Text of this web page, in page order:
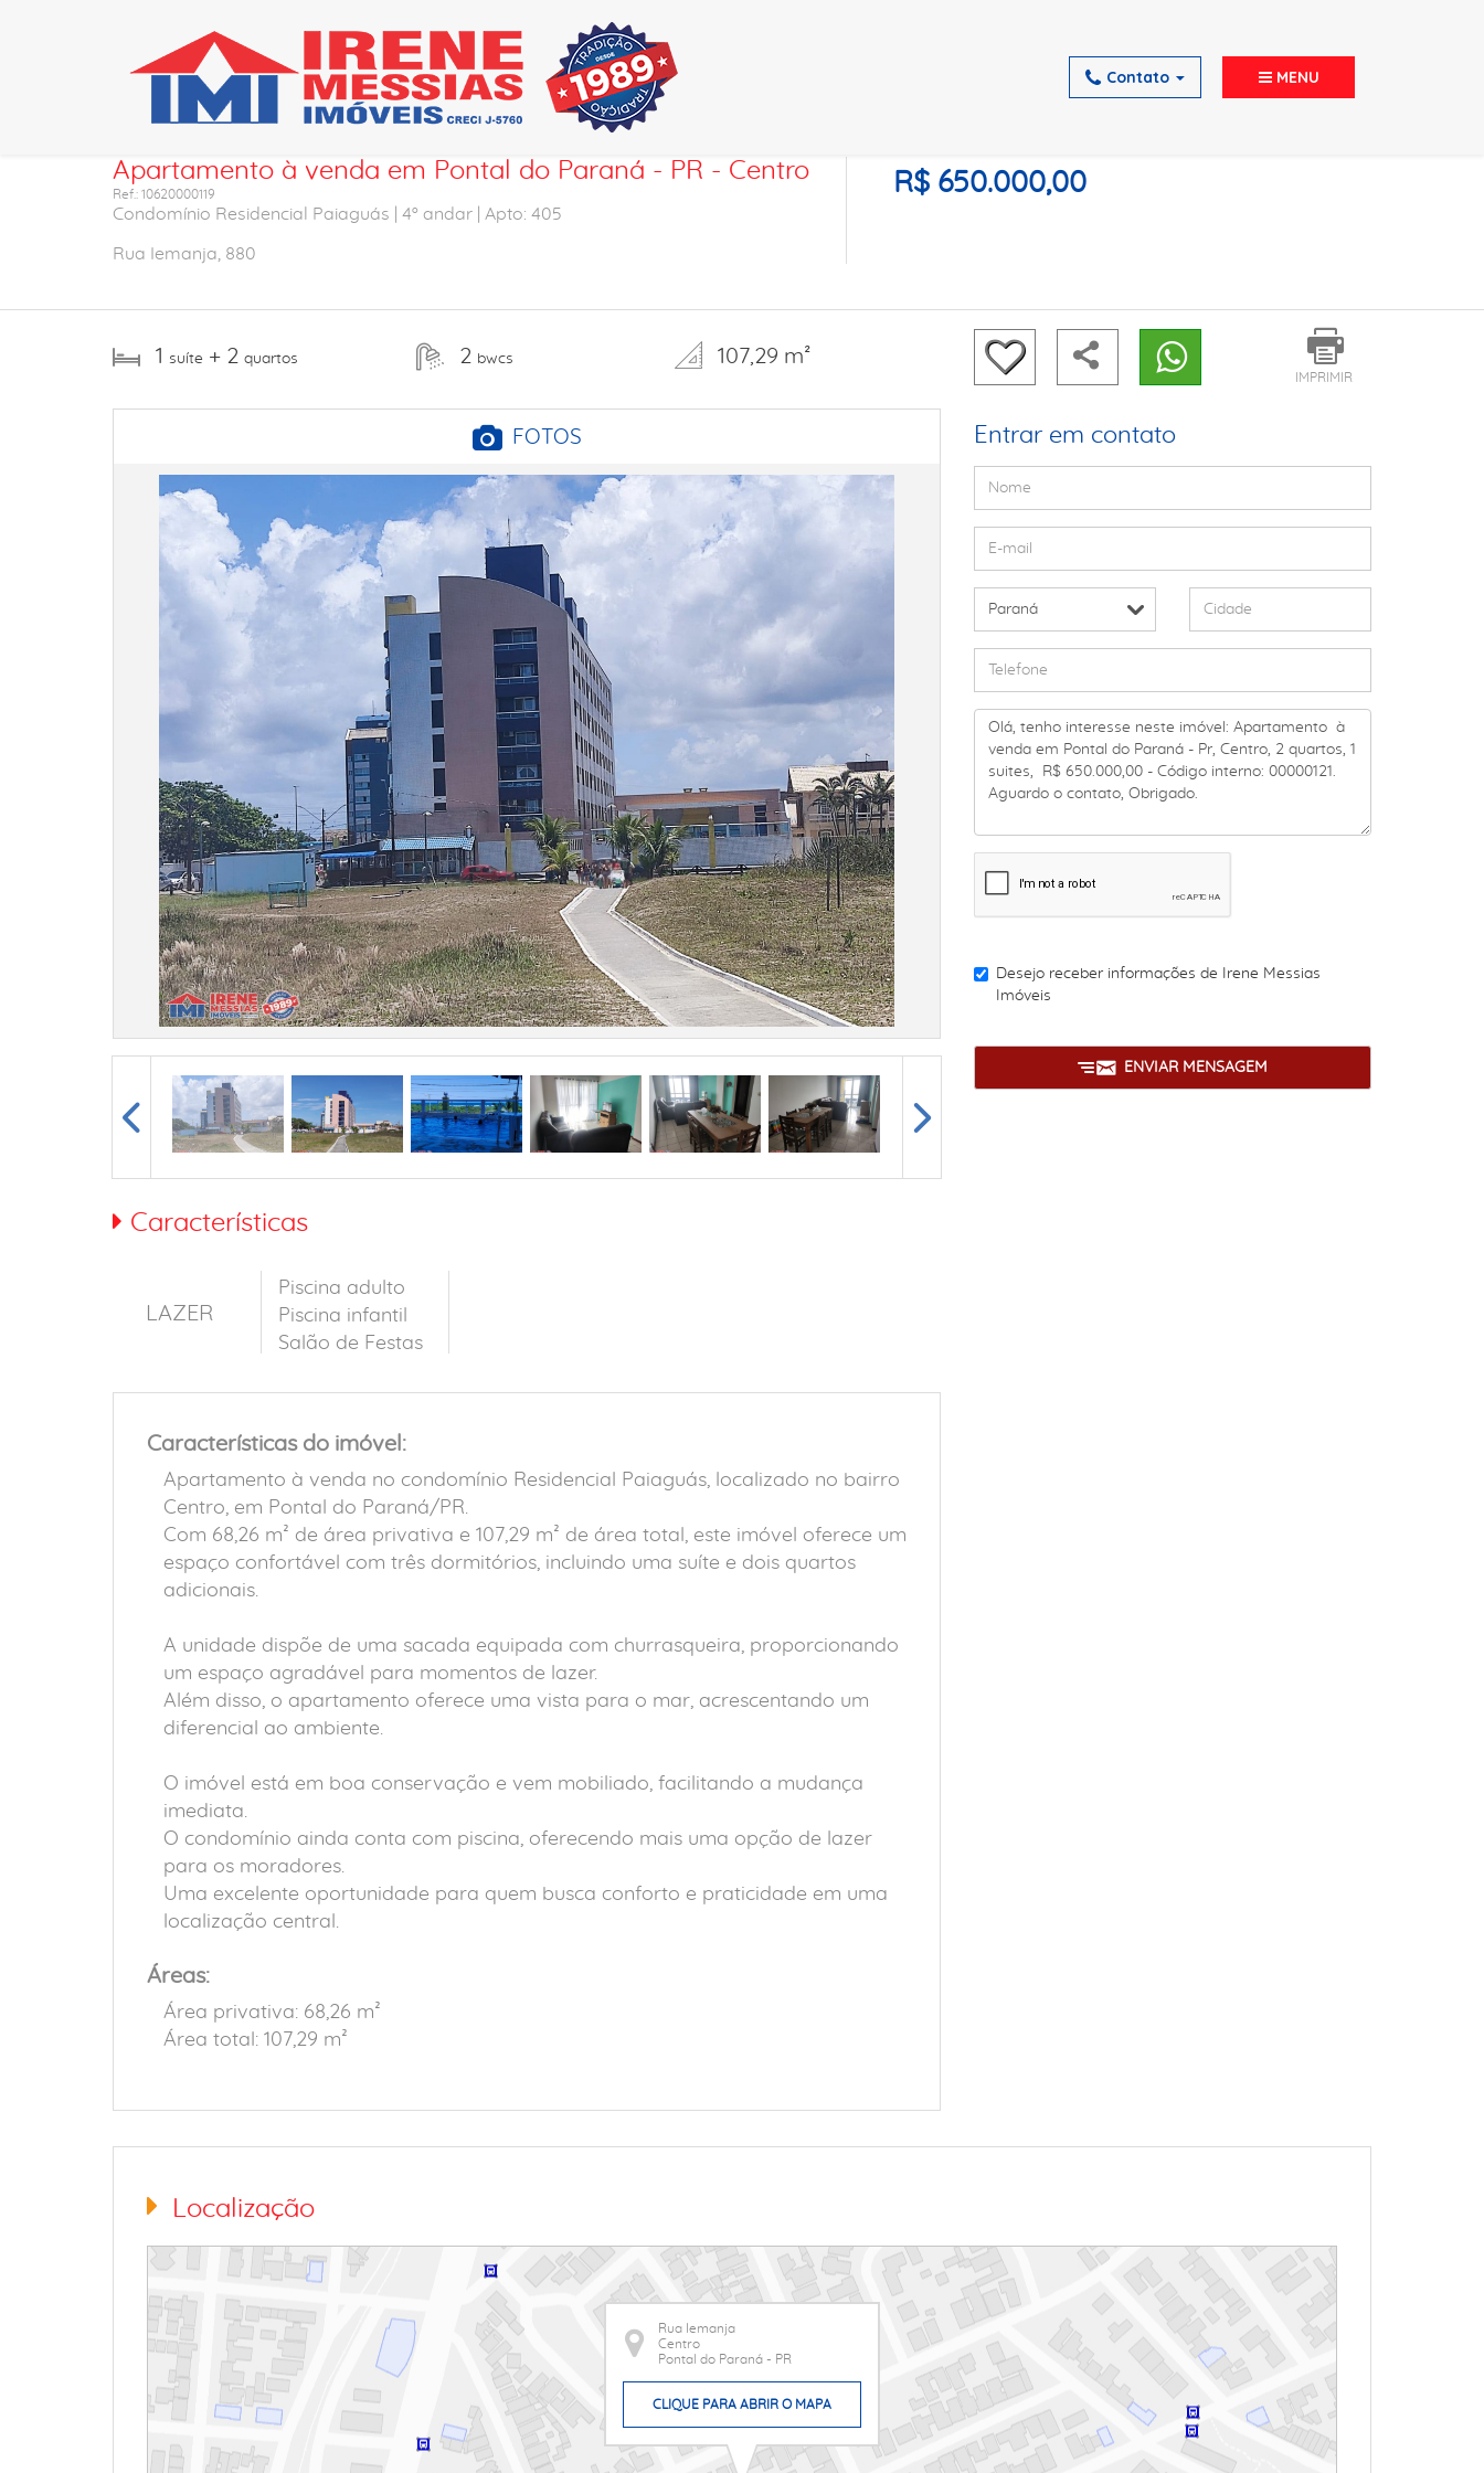
Contato MENU
Ficha do imóvel
Apartamento à venda em Pontal do Paraná - PR - Centro
Ref.: 10620000119
Condomínio Residencial Paiaguás | 4º andar | Apto: 405
Rua Iemanja, 880
R$ 650.000,00
1 suíte + 2 quartos 2 bwcs 107,29 m²
FOTOS
IMPRIMIR
Entrar em contato
Desejo receber informações de
Irene Messias
Imóveis
ENVIAR MENSAGEM
Características
LAZER
Piscina adulto
Piscina infantil
Salão de Festas
Características do imóvel:
Apartamento à venda no condomínio Residencial Paiaguás, localizado no bairro
Centro, em Pontal do Paraná/PR.
Com 68,26 m² de área privativa e 107,29 m² de área total, este imóvel oferece um
espaço confortável com três dormitórios, incluindo uma suíte e dois quartos
adicionais.
A unidade dispõe de uma sacada equipada com churrasqueira, proporcionando
um espaço agradável para momentos de lazer.
Além disso, o apartamento oferece uma vista para o mar, acrescentando um
diferencial ao ambiente.
O imóvel está em boa conservação e vem mobiliado, facilitando a mudança
imediata.
O condomínio ainda conta com piscina, oferecendo mais uma opção de lazer
para os moradores.
Uma excelente oportunidade para quem busca conforto e praticidade em uma
localização central.
Áreas:
Área privativa: 68,26 m²
Área total: 107,29 m²
Localização
Rua Iemanja
Centro
Pontal do Paraná - PR
CLIQUE PARA ABRIR O MAPA